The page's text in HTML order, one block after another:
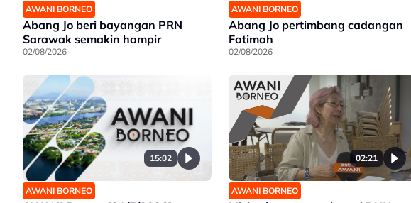
AWANI BORNEO
Abang Jo beri bayangan PRN
Sarawak semakin hampir
02/08/2026
AWANI BORNEO
Abang Jo pertimbang cadangan
Fatimah
02/08/2026
15:02
AWANI BORNEO
02:21
AWANI BORNEO